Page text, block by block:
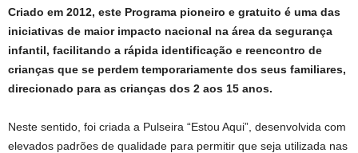
Criado em 2012, este Programa pioneiro e gratuito é uma das
iniciativas de maior impacto nacional na área da segurança
infantil, facilitando a rápida identificação e reencontro de
crianças que se perdem temporariamente dos seus familiares,
direcionado para as crianças dos 2 aos 15 anos.
Neste sentido, foi criada a Pulseira “Estou Aqui”, desenvolvida com
elevados padrões de qualidade para permitir que seja utilizada nas